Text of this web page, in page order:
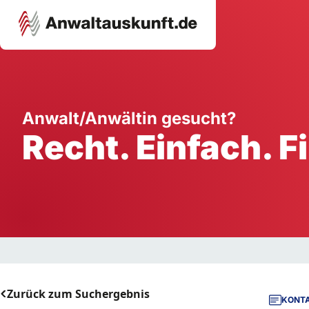
Ausbildung
Handwerk
Dienstleistung
Anwalt/Anwältin gesucht?
Recht. Einfach.
Zurück zum Suchergebnis